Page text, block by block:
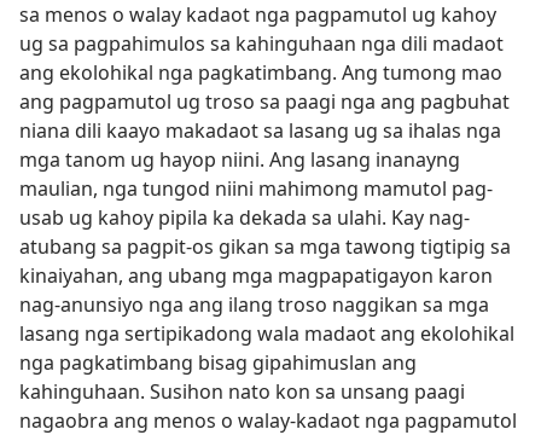
sa menos o walay kadaot nga pagpamutol ug kahoy
ug sa pagpahimulos sa kahinguhaan nga dili madaot
ang ekolohikal nga pagkatimbang. Ang tumong mao
ang pagpamutol ug troso sa paagi nga ang pagbuhat
niana dili kaayo makadaot sa lasang ug sa ihalas nga
mga tanom ug hayop niini. Ang lasang inanayng
maulian, nga tungod niini mahimong mamutol pag-
usab ug kahoy pipila ka dekada sa ulahi. Kay nag-
atubang sa pagpit-os gikan sa mga tawong tigtipig sa
kinaiyahan, ang ubang mga magpapatigayon karon
nag-anunsiyo nga ang ilang troso naggikan sa mga
lasang nga sertipikadong wala madaot ang ekolohikal
nga pagkatimbang bisag gipahimuslan ang
kahinguhaan. Susihon nato kon sa unsang paagi
nagaobra ang menos o walay-kadaot nga pagpamutol